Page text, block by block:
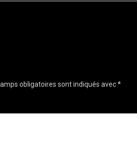
obligatoires sont indiqués avec*